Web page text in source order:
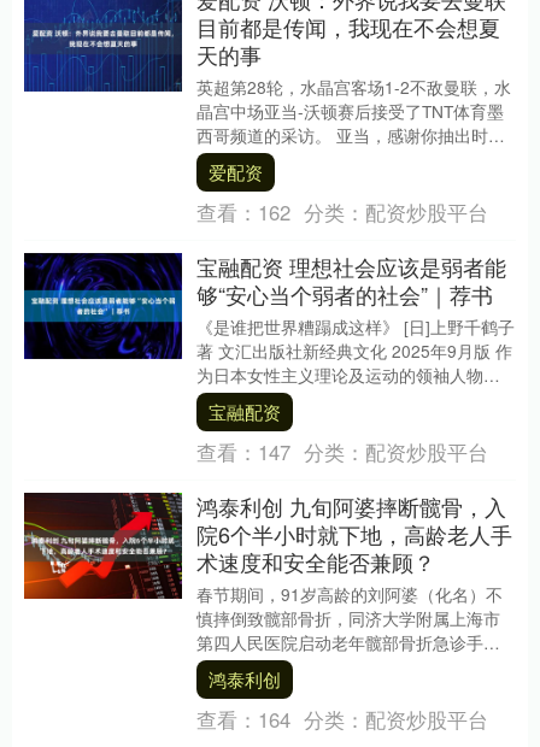
目前都是传闻，我现在不会想夏
天的事
英超第28轮，水晶宫客场1-2不敌曼联，水
晶宫中场亚当-沃顿赛后接受了TNT体育墨
西哥频道的采访。 亚当，感谢你抽出时间
接受TNT体育墨西哥的采访。能谈谈这场
比....
爱配资
查看： 162 分类： 配资炒股平台
宝融配资 理想社会应该是弱者能
够“安心当个弱者的社会”｜荐书
《是谁把世界糟蹋成这样》 [日]上野千鹤子
著 文汇出版社新经典文化 2025年9月版 作
为日本女性主义理论及运动的领袖人物，
上野千鹤子一向以犀利的女性主义思想....
宝融配资
查看： 147 分类： 配资炒股平台
鸿泰利创 九旬阿婆摔断髋骨，入
院6个半小时就下地，高龄老人手
术速度和安全能否兼顾？
春节期间，91岁高龄的刘阿婆（化名）不
慎摔倒致髋部骨折，同济大学附属上海市
第四人民医院启动老年髋部骨折急诊手术
绿色通道，从入院到重新下地行走仅用6个
半小时，创下....
鸿泰利创
查看： 164 分类： 配资炒股平台